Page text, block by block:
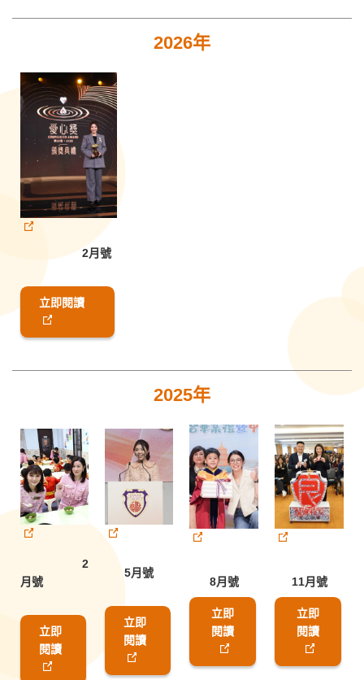
2026年
2月號
立即閱讀
2025年
2
月號
立即
閱讀
5月號
立即
閱讀
8月號
立即
閱讀
11月號
立即
閱讀